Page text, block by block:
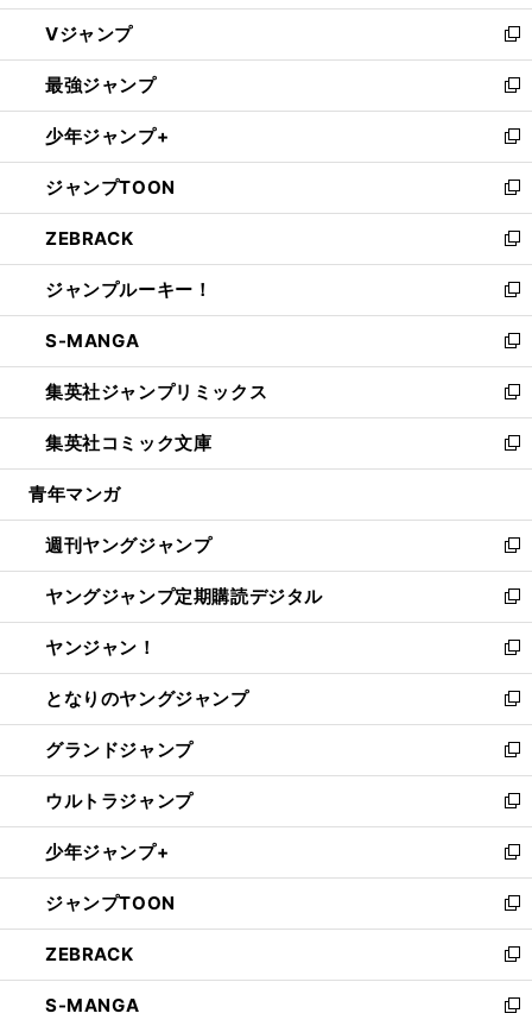
ウ
ィ
ン
ド
ウ
で
開
く
し
い
ウ
ィ
ン
ド
ウ
で
開
く
Vジャンプ
新
し
い
ウ
ィ
ン
ド
ウ
で
開
く
最強ジャンプ
新
し
い
ウ
ィ
ン
ド
ウ
で
開
く
少年ジャンプ+
新
し
い
ウ
ィ
ン
ド
ウ
で
開
く
ジャンプTOON
新
し
い
ウ
ィ
ン
ド
ウ
で
開
く
ZEBRACK
新
し
い
ウ
ィ
ン
ド
ウ
で
開
ジャンプルーキー！
新
し
い
ウ
ィ
ン
ド
ウ
開
く
S-MANGA
新
し
い
ウ
ィ
ン
ウ
で
開
く
集英社ジャンプリミックス
新
し
い
ウ
ン
ド
ウ
で
開
く
集英社コミック文庫
新
し
ウ
ィ
ン
ド
ウ
で
開
く
青年マンガ
週刊ヤングジャンプ
新
し
い
ウ
ィ
ン
ド
ウ
で
開
く
ヤングジャンプ定期購読デジタル
新
し
い
ウ
ィ
ン
ド
ウ
で
開
く
ヤンジャン！
新
し
い
ウ
ィ
ン
ド
ウ
で
開
く
となりのヤングジャンプ
新
し
い
ウ
ィ
ン
ド
ウ
で
開
く
グランドジャンプ
新
し
い
ウ
ィ
ン
ド
ウ
で
開
く
ウルトラジャンプ
新
し
い
ウ
ィ
ン
ド
ウ
で
少年ジャンプ+
新
し
い
ウ
ィ
ン
ド
ジャンプTOON
新
し
い
ウ
ィ
ZEBRACK
新
し
い
S-MANGA
新